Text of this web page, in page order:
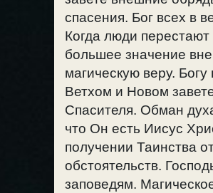
спасения. Бог всех в
Когда люди
большее значение
магическую веру.
Ветхом и Новом
Спасителя. Обман
что Он есть Иисус
получении Таинства
обстоятельств.
заповедям.